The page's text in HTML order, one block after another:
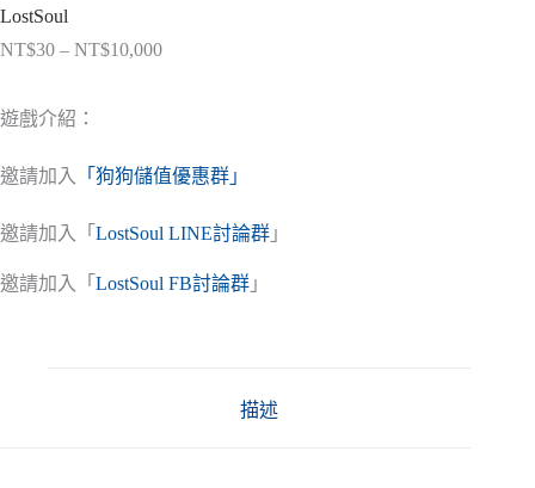
LostSoul
NT$30 – NT$10,000價
NT$30
到
遊戲介紹：
邀請加入 「狗狗儲值優惠群」
邀請加入「 LostSoul LINE討論群 」
邀請加入「 LostSoul FB討論群 」
描述